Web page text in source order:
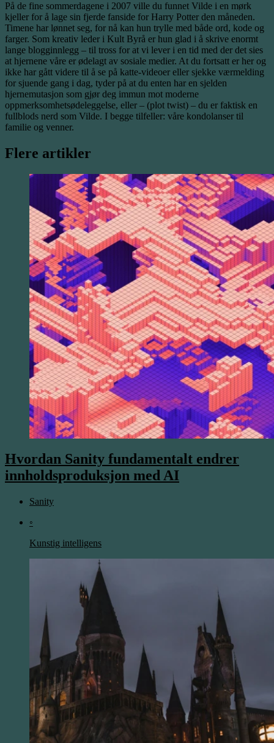
På de fine sommerdagene i 2007 ville du funnet Vilde i en mørk
kjeller for å lage sin fjerde fanside for Harry Potter den måneden.
Timene har lønnet seg, for nå kan hun trylle med både ord, kode og
farger. Som kreativ leder i Kult Byrå er hun glad i å skrive enormt
lange blogginnlegg – til tross for at vi lever i en tid med der det sies
at hjernene våre er ødelagt av sosiale medier. At du fortsatt er her og
ikke har gått videre til å se på katte-videoer eller sjekke værmelding
for sjuende gang i dag, tyder på at du enten har en sjelden
hjernemutasjon som gjør deg immun mot moderne
oppmerksomhetsødeleggelse, eller – (plot twist) – du er faktisk en
fullblods nerd som Vilde. I begge tilfeller: våre kondolanser til
familie og venner.
Flere artikler
Hvordan Sanity fundamentalt endrer
innholdsproduksjon med AI
Sanity
◦
Kunstig intelligens